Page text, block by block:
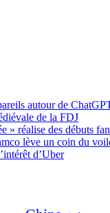
autour de
de la FDJ
» réalise des débuts
lève un coin du
d’Uber